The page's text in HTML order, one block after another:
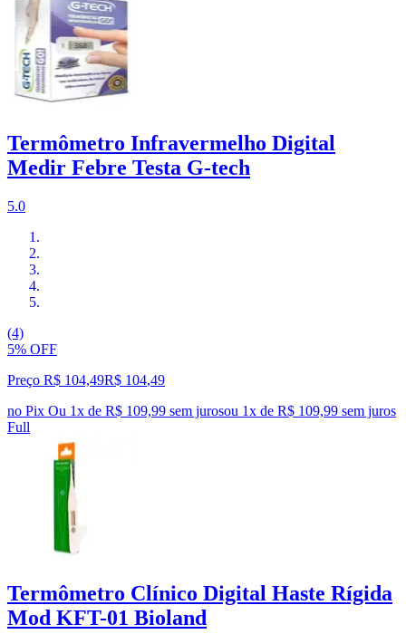
Termômetro Infravermelho Digital
Medir Febre Testa G-tech
5.0
(4)
5% OFF
Preço R$ 104,49R$ 104,49
no Pix Ou 1x de R$ 109,99 sem jurosou 1x de R$ 109,99 sem juros
Full
Termômetro Clínico Digital Haste Rígida
Mod KFT-01 Bioland